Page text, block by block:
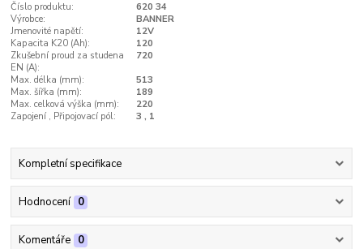
Číslo produktu:
620 34
Výrobce:
BANNER
Jmenovité napětí:
12V
Kapacita K20 (Ah):
120
Zkušební proud za studena
EN (A):
720
Max. délka (mm):
513
Max. šířka (mm):
189
Max. celková výška (mm):
220
Zapojení , Připojovací pól:
3 , 1
Kompletní specifikace
Hodnocení 0
Komentáře 0